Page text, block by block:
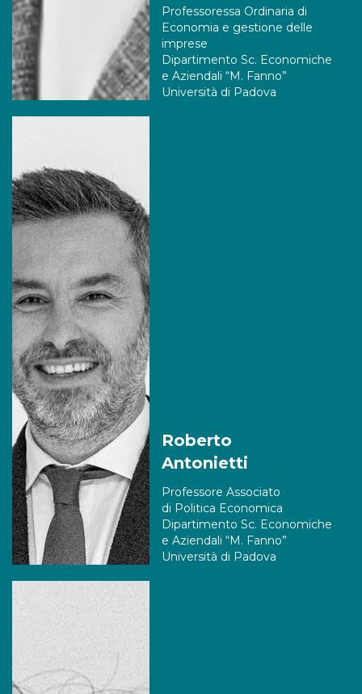
Professoressa Ordinaria di
Economia e gestione delle
imprese
Dipartimento Sc. Economiche
e Aziendali “M. Fanno”
Università di Padova
Roberto
Antonietti
Professore Associato
di Politica Economica
Dipartimento Sc. Economiche
e Aziendali “M. Fanno”
Università di Padova